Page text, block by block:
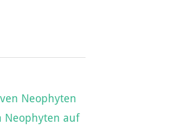
Neophyten
Neophyten auf